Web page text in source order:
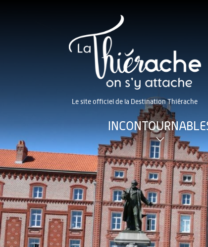
Le site officiel de la Destination Thiérache